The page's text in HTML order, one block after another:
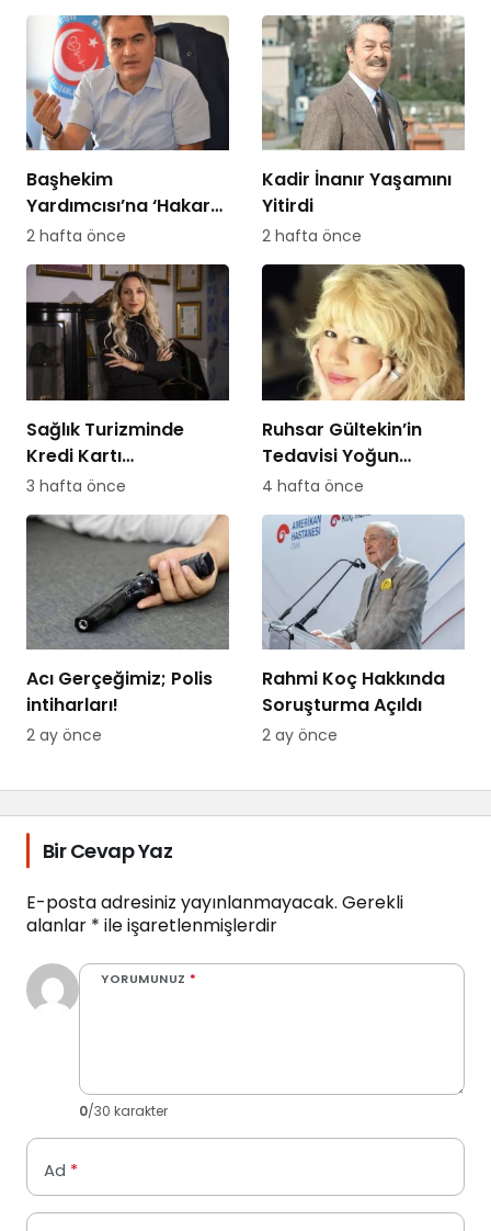
Başhekim
Yardımcısı’na ‘Hakaret
Davası’ Açan
Hemşireye Sürgün!
2 hafta önce
Kadir İnanır Yaşamını
Yitirdi
2 hafta önce
Sağlık Turizminde
Kredi Kartı
Dolandırıcılığına
3 hafta önce
Ruhsar Gültekin’in
Tedavisi Yoğun
Bakımda Sürüyor
4 hafta önce
Acı Gerçeğimiz; Polis
intiharları!
2 ay önce
Rahmi Koç Hakkında
Soruşturma Açıldı
2 ay önce
Bir Cevap Yaz
E-posta adresiniz yayınlanmayacak. Gerekli
alanlar * ile işaretlenmişlerdir
YORUMUNUZ *
0/30 karakter
Ad *